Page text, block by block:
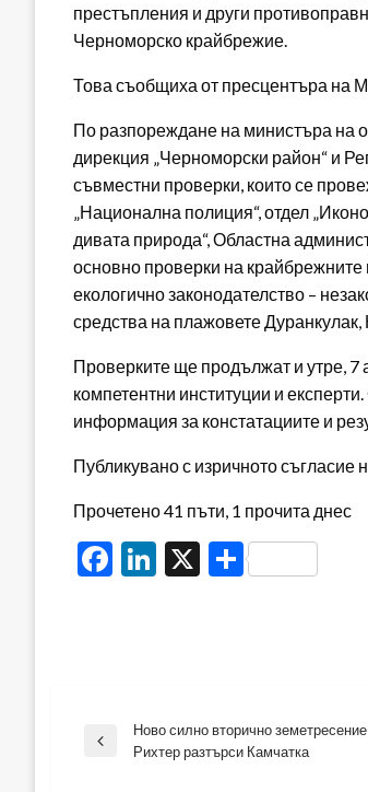
престъпления и други
Черноморско крайбрежие.
Това съобщиха от пресцентъра на
По разпореждане на министъра на
дирекция „Черноморски район“ и
съвместни проверки, които се
„Национална полиция“, отдел
дивата природа“, Областна
основно проверки на
екологично законодателство –
средства на плажовете
Проверките ще продължат и утре, 7
компетентни институции и
информация за констатациите и
Публикувано с изричното
Прочетено 41 пъти, 1 прочита днес
Facebook
LinkedIn
X Share
Навигация
Previous
Ново силно вторично
Рихтер разтърси Камчатка